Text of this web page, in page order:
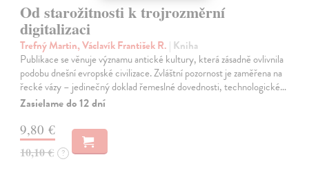
Od starožitnosti k trojrozměrní
digitalizaci
Trefný Martin, Václavík František R. | Kniha
Publikace se věnuje významu antické kultury, která zásadně ovlivnila
podobu dnešní evropské civilizace. Zvláštní pozornost je zaměřena na
řecké vázy – jedinečný doklad řemeslné dovednosti, technologické…
Zasielame do 12 dní
9,80 €
10,10 € ?